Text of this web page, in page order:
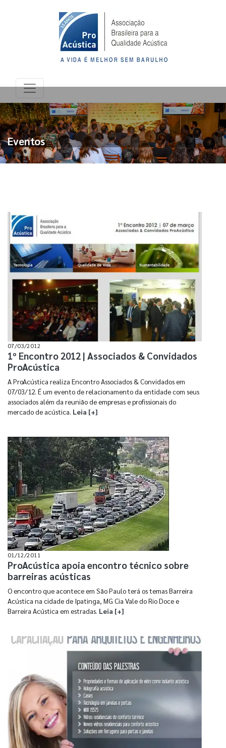
Eventos
07/03/2012
1º Encontro 2012 | Associados & Convidados
ProAcústica
A ProAcústica realiza Encontro Associados & Convidados em
07/03/12. É um evento de relacionamento da entidade com seus
associados além da reunião de empresas e profissionais do
mercado de acústica. Leia [+]
01/12/2011
ProAcústica apoia encontro técnico sobre
barreiras acústicas
O encontro que acontece em São Paulo terá os temas Barreira
Acústica na cidade de Ipatinga, MG Cia Vale do Rio Doce e
Barreira Acústica em estradas. Leia [+]